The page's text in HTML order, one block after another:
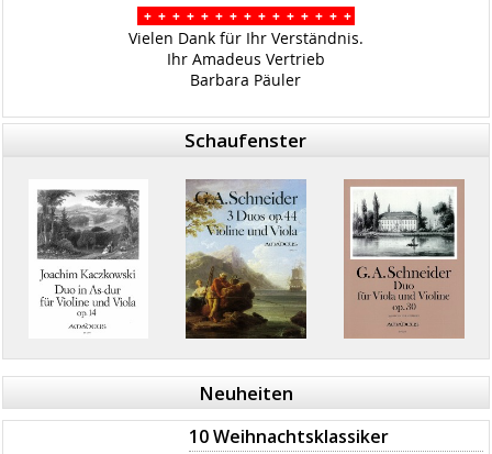
+ + + + + + + + + + + + + + +
Vielen Dank für Ihr Verständnis.
Ihr Amadeus Vertrieb
Barbara Päuler
Schaufenster
Neuheiten
10 Weihnachtsklassiker